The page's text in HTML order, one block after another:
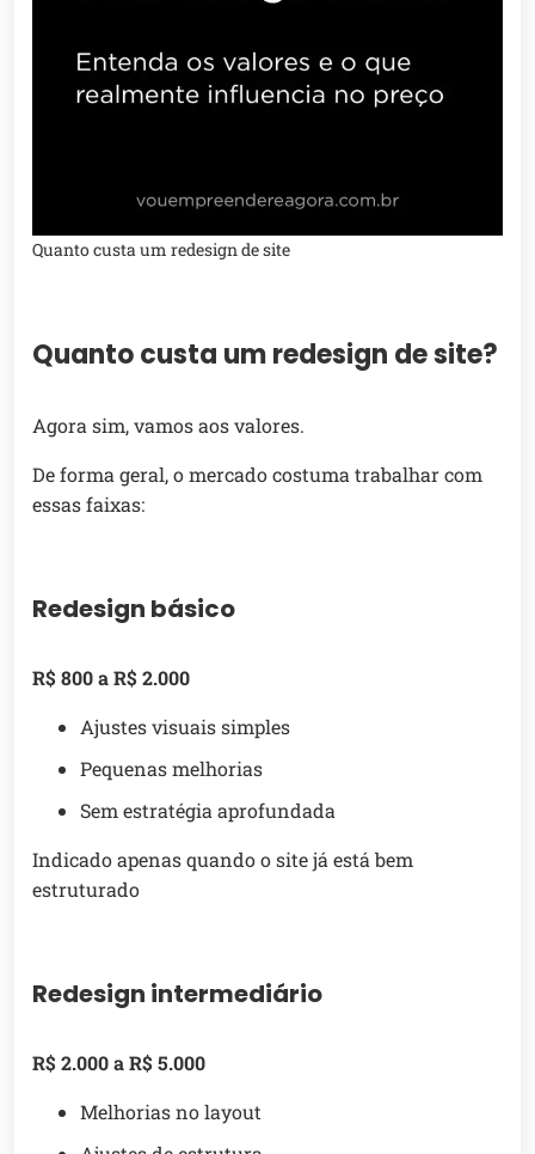
Quanto custa um redesign de site
Quanto custa um redesign de site?
Agora sim, vamos aos valores.
De forma geral, o mercado costuma trabalhar com
essas faixas:
Redesign básico
R$ 800 a R$ 2.000
Ajustes visuais simples
Pequenas melhorias
Sem estratégia aprofundada
Indicado apenas quando o site já está bem
estruturado
Redesign intermediário
R$ 2.000 a R$ 5.000
Melhorias no layout